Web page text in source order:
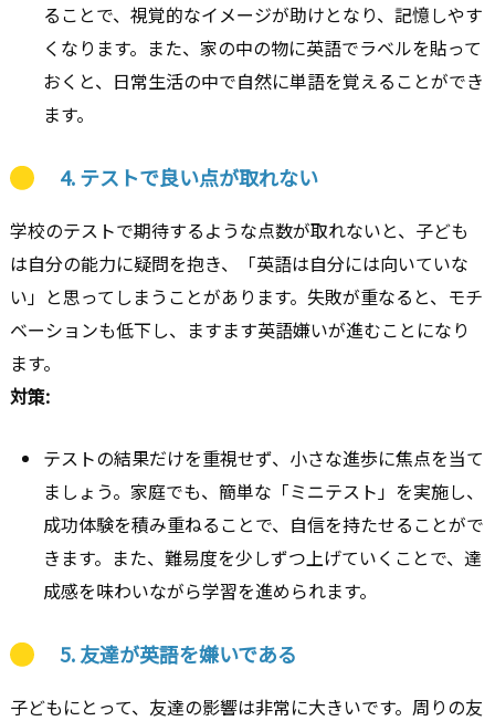
ることで、視覚的なイメージが助けとなり、記憶しやす
くなります。また、家の中の物に英語でラベルを貼って
おくと、日常生活の中で自然に単語を覚えることができ
ます。
4.テストで良い点が取れない
学校のテストで期待するような点数が取れないと、子ども
は自分の能力に疑問を抱き、「英語は自分には向いていな
い」と思ってしまうことがあります。失敗が重なると、モチ
ベーションも低下し、ますます英語嫌いが進むことになり
ます。
対策:
テストの結果だけを重視せず、小さな進歩に焦点を当て
ましょう。家庭でも、簡単な「ミニテスト」を実施し、
成功体験を積み重ねることで、自信を持たせることがで
きます。また、難易度を少しずつ上げていくことで、達
成感を味わいながら学習を進められます。
5.友達が英語を嫌いである
子どもにとって、友達の影響は非常に大きいです。周りの友